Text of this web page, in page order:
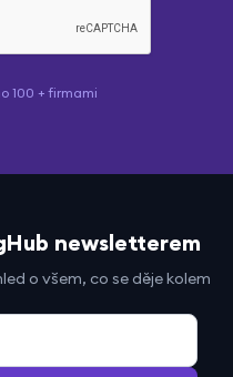
100 + firmami
newsletterem
o všem, co se děje kolem